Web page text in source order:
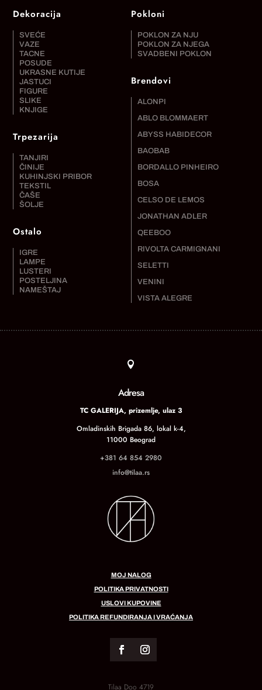
Dekoracija
SVEĆE
VAZE
TACNE
POSUDE
UKRASNE KUTIJE
JASTUCI
FIGURE
SLIKE
KNJIGE
Trpezarija
TANJIRI
ČINIJE
KUHINJSKI PRIBOR
TEKSTIL
ČAŠE
ŠOLJE
Ostalo
IGRE
LAMPE
LUSTERI
POSTELJINA
NAMEŠTAJ
Pokloni
POKLON ZA NJU
POKLON ZA NJEGA
SVADBENI POKLON
Brendovi
ALONPI
ABLO BLOMMAERT
ABYSS HABIDECOR
BAOBAB
BORDALLO PINHEIRO
BOSA
CELSO DE LEMOS
JONATHAN ADLER
QEEBOO
RIVOLTA CARMIGNANI
SELETTI
VENINI
VISTA ALEGRE

Adresa
TC GALERIJA, prizemlje, ulaz 3
Omladinskih Brigada 86, lokal k-4,
11000 Beograd
+381 64 854 2980
info@tilaa.rs
MOJ NALOG
POLITIKA PRIVATNOSTI
USLOVI KUPOVINE
POLITIKA REFUNDIRANJA I VRAĆANJA
Tilaa Doo 4719